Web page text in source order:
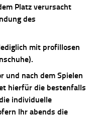
Platz verursacht
des
mit profillosen
und nach dem Spielen
hierfür die bestenfalls
individuelle
Ihr abends die